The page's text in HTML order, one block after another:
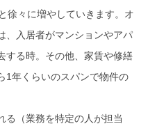
徐々に増やしていきます。オ
、入居者がマンションやアパ
する時。その他、家賃や修繕
1年くらいのスパンで物件の
る（業務を特定の人が担当